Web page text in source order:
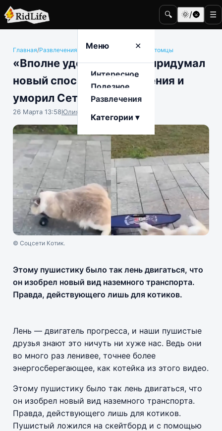
🔍 🌞/🌚 ☰
Меню ✕
Интересное
Полезное
Развлечения
Категории ▾
Главная/Развлечения Животные и домашние питомцы
«Вполне удобно»: котик придумал
новый способ передвижения и
уморил Сеть
26 Марта 13:58Юлия Крофто
© Соцсети Котик.
Этому пушистику было так лень двигаться, что
он изобрел новый вид наземного транспорта.
Правда, действующего лишь для котиков.
Лень — двигатель прогресса, и наши пушистые
друзья знают это ничуть ни хуже нас. Ведь они
во много раз ленивее, точнее более
энергосберегающее, как котейка из этого видео.
Этому пушистику было так лень двигаться, что
он изобрел новый вид наземного транспорта.
Правда, действующего лишь для котиков.
Пушистый ложился на скейтборд и с помощью